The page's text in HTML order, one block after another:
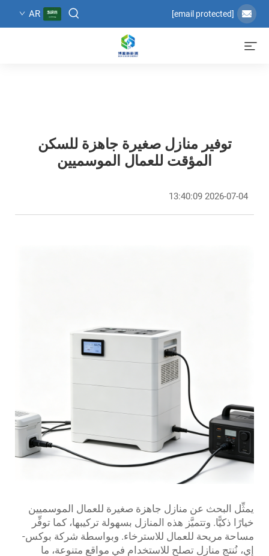
[email protected]
AR
توفير منازل صغيرة جاهزة للسكن
المؤقت للعمال الموسميين
2026-07-04 13:40:09
يمثِّل البحث عن منازل جاهزة صغيرة للعمال الموسميين
خيارًا ذكيًّا. وتتميَّز هذه المنازل بسهولة تركيبها، كما توفِّر
مساحة مريحة للعمال للاسترخاء. وبواسطة شركة بوكس-
إي، نُنتج منازل تصلح للاستخدام في مواقع متنوعة، ما